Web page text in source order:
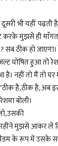
भी यहीं
करके मुझसे ही
सब ठीक हो
घोषित हुआ ‌तो
नहीं तो मैं तो
है,ठीक है,
बोली।
मुझसे आकर ले
मैडम के रूप में उसके